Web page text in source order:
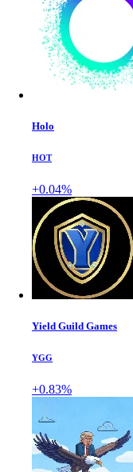
Holo
HOT
+0.04%
Yield Guild Games
YGG
+0.83%